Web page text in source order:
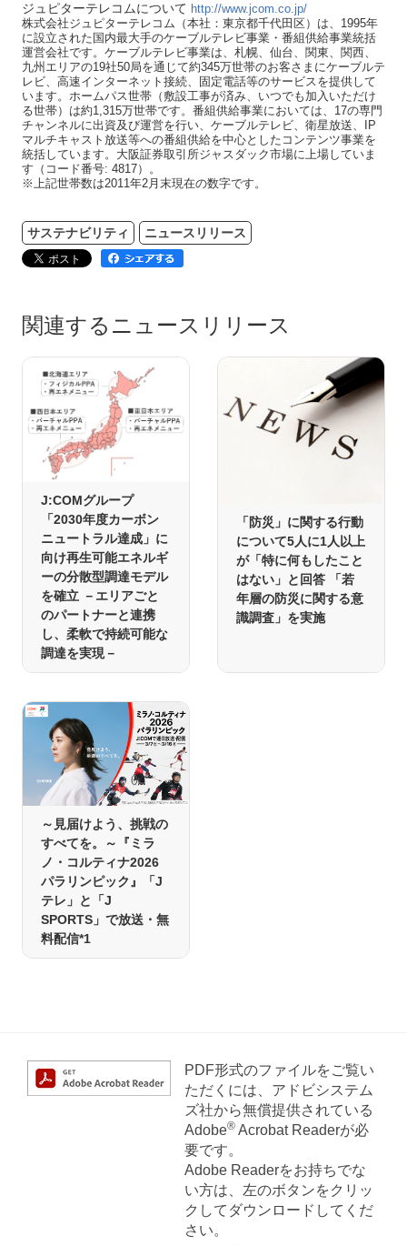
ジュピターテレコムについて http://www.jcom.co.jp/
株式会社ジュピターテレコム（本社：東京都千代田区）は、1995年
に設立された国内最大手のケーブルテレビ事業・番組供給事業統括
運営会社です。ケーブルテレビ事業は、札幌、仙台、関東、関西、
九州エリアの19社50局を通じて約345万世帯のお客さまにケーブルテ
レビ、高速インターネット接続、固定電話等のサービスを提供して
います。ホームパス世帯（敷設工事が済み、いつでも加入いただけ
る世帯）は約1,315万世帯です。番組供給事業においては、17の専門
チャンネルに出資及び運営を行い、ケーブルテレビ、衛星放送、IP
マルチキャスト放送等への番組供給を中心としたコンテンツ事業を
統括しています。大阪証券取引所ジャスダック市場に上場していま
す（コード番号: 4817）。
※上記世帯数は2011年2月末現在の数字です。
サステナビリティ ニュースリリース
関連するニュースリリース
J:COMグループ
「2030年度カーボン
ニュートラル達成」に
向け再生可能エネルギ
ーの分散型調達モデル
を確立 －エリアごと
のパートナーと連携
し、柔軟で持続可能な
調達を実現－
「防災」に関する行動
について5人に1人以上
が「特に何もしたこと
はない」と回答 「若
年層の防災に関する意
識調査」を実施
～見届けよう、挑戦の
すべてを。～『ミラ
ノ・コルティナ2026
パラリンピック』「J
テレ」と「J
SPORTS」で放送・無
料配信*1
PDF形式のファイルをご覧い
ただくには、アドビシステム
ズ社から無償提供されている
Adobe®Acrobat Readerが必
要です。
Adobe Readerをお持ちでな
い方は、左のボタンをクリッ
クしてダウンロードしてくだ
さい。